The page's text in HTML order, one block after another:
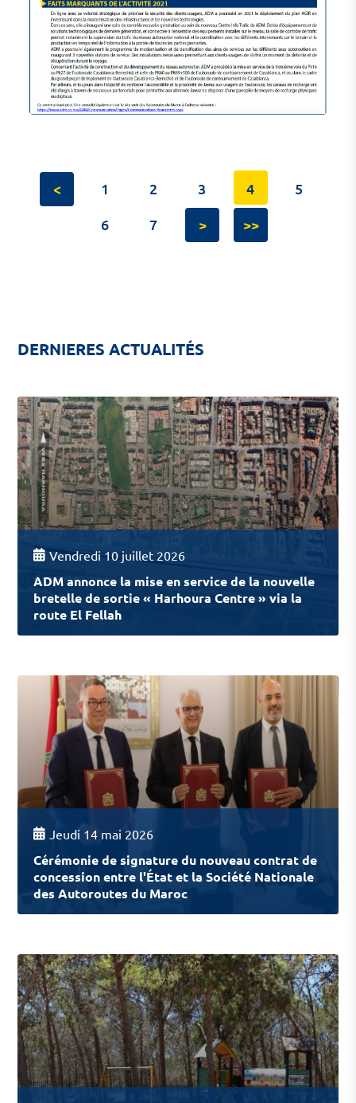
< 1 2 3 4
5
6
7 > >>
DERNIERES ACTUALITÉS
Vendredi 10 juillet 2026
ADM annonce la mise en service de la nouvelle
bretelle de sortie « Harhoura Centre » via la
route El Fellah
Jeudi 14 mai 2026
Cérémonie de signature du nouveau contrat de
concession entre l'État et la Société Nationale
des Autoroutes du Maroc